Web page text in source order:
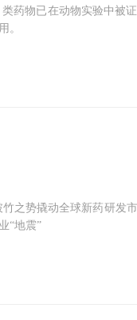
药物已在动物实验中被
。
之势撬动全球新药研发
“地震”